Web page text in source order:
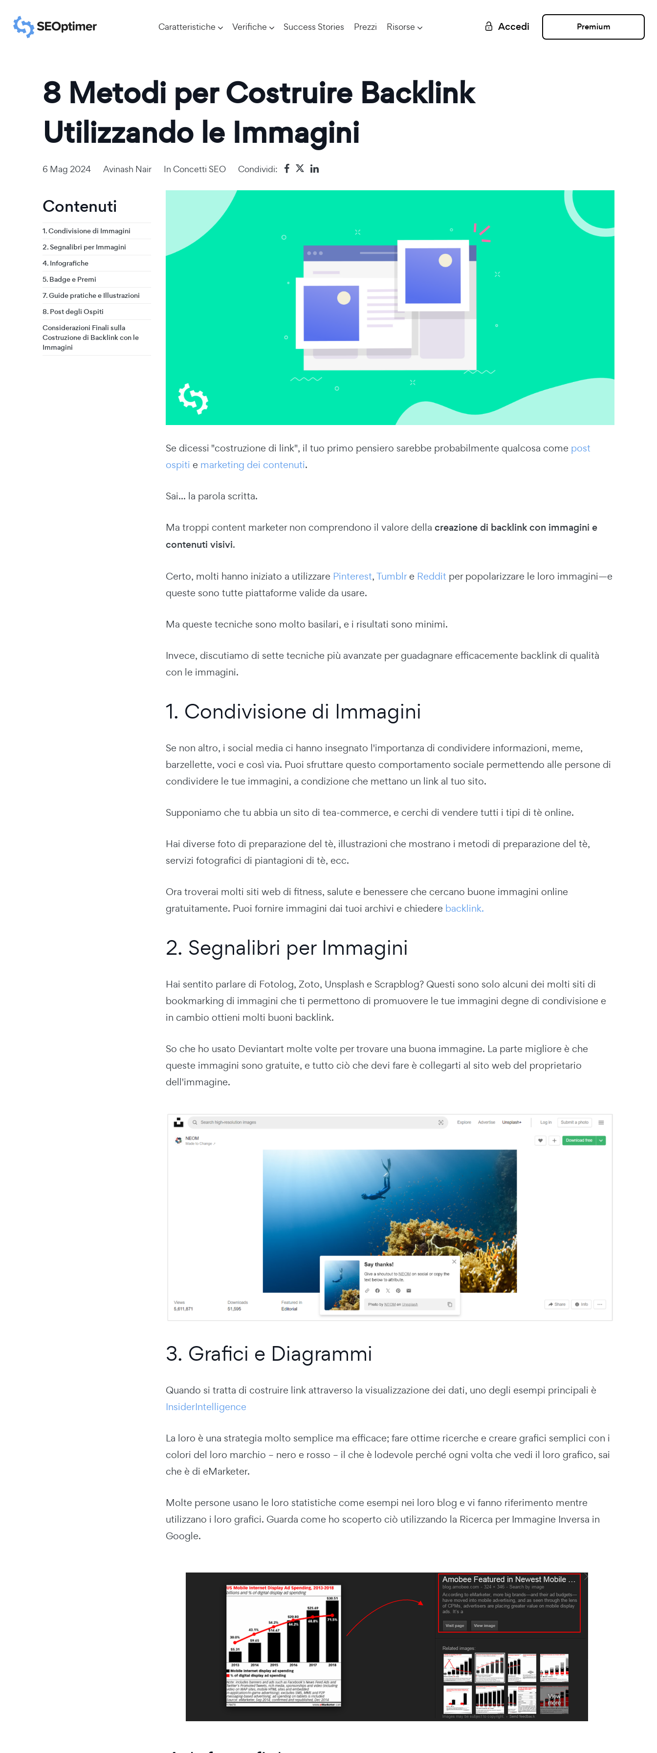
Caratteristiche Verifiche Success Stories Prezzi Risorse Accedi Premium
8 Metodi per Costruire Backlink
Utilizzando le Immagini
6 Mag 2024 Avinash Nair In Concetti SEO Condividi:
Contenuti
1. Condivisione di Immagini
2. Segnalibri per Immagini
4. Infografiche
5. Badge e Premi
7. Guide pratiche e Illustrazioni
8. Post degli Ospiti
Considerazioni Finali sulla
Costruzione di Backlink con le
Immagini
Se dicessi "costruzione di link", il tuo primo pensiero sarebbe probabilmente qualcosa come post
ospiti e marketing dei contenuti.
Sai... la parola scritta.
Ma troppi content marketer non comprendono il valore della creazione di backlink con immagini e
contenuti visivi.
Certo, molti hanno iniziato a utilizzare Pinterest,Tumblre Reddit per popolarizzare le loro immagini—e
queste sono tutte piattaforme valide da usare.
Ma queste tecniche sono molto basilari, e i risultati sono minimi.
Invece, discutiamo di sette tecniche più avanzate per guadagnare efficacemente backlink di qualità
con le immagini.
1. Condivisione di Immagini
Se non altro, i social media ci hanno insegnato l'importanza di condividere informazioni, meme,
barzellette, voci e così via. Puoi sfruttare questo comportamento sociale permettendo alle persone di
condividere le tue immagini, a condizione che mettano un link al tuo sito.
Supponiamo che tu abbia un sito di tea-commerce, e cerchi di vendere tutti i tipi di tè online.
Hai diverse foto di preparazione del tè, illustrazioni che mostrano i metodi di preparazione del tè,
servizi fotografici di piantagioni di tè, ecc.
Ora troverai molti siti web di fitness, salute e benessere che cercano buone immagini online
gratuitamente. Puoi fornire immagini dai tuoi archivi e chiedere backlink.
2. Segnalibri per Immagini
Hai sentito parlare di Fotolog, Zoto, Unsplash e Scrapblog? Questi sono solo alcuni dei molti siti di
bookmarking di immagini che ti permettono di promuovere le tue immagini degne di condivisione e
in cambio ottieni molti buoni backlink.
So che ho usato Deviantart molte volte per trovare una buona immagine. La parte migliore è che
queste immagini sono gratuite, e tutto ciò che devi fare è collegarti al sito web del proprietario
dell'immagine.
3. Grafici e Diagrammi
Quando si tratta di costruire link attraverso la visualizzazione dei dati, uno degli esempi principali è
InsiderIntelligence
La loro è una strategia molto semplice ma efficace; fare ottime ricerche e creare grafici semplici con i
colori del loro marchio – nero e rosso – il che è lodevole perché ogni volta che vedi il loro grafico, sai
che è di eMarketer.
Molte persone usano le loro statistiche come esempi nei loro blog e vi fanno riferimento mentre
utilizzano i loro grafici. Guarda come ho scoperto ciò utilizzando la Ricerca per Immagine Inversa in
Google.